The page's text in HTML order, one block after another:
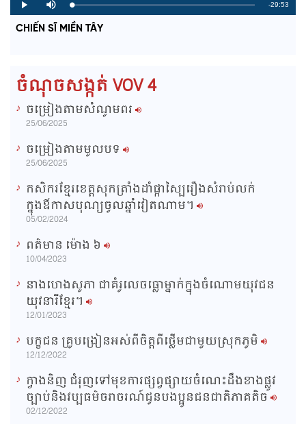
P
l
y
M
u
e
L
o
a
d
P
r
o
g
R
-29:53
CHIẾN SĨ MIỀN TÂY
ចំណុចសង្កត់ VOV 4
ចម្រៀងតាមសំណូមពរ
25/06/2025
ចម្រៀងតាមមូលបទ
25/06/2025
កសិករខ្មែរខេត្តសុកត្រាំងដាំផ្កាស្បៃរឿងសំរាប់លក់
ក្នុងឳកាសបុណ្យចូលឆ្នាំវៀតណាម។
05/02/2024
ពត៌មាន ម៉ោង​ ៦
10/04/2023
នាងហេងសូភា ជាគំរូលេចធ្លោម្នាក់ក្នុងចំណោមយុវជន
យុវនារីខ្មែរ។
12/01/2023
បក្ខជន គ្រូបង្រៀនអស់ពីចិត្តពីថ្លើមជាមួយស្រុកភូមិ
12/12/2022
ក្វាងនិញ ជំរុញទៅមុខការផ្សព្វផ្សាយចំណេះដឹងខាងផ្លូវ
ច្បាប់និងវប្បធម៌ចរាចរណ៍ជូនបងប្អូនជនជាតិភាគតិច
02/12/2022